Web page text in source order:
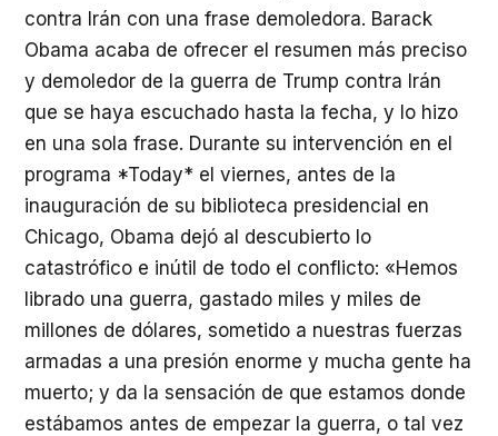
contra Irán con una frase demoledora. Barack
Obama acaba de ofrecer el resumen más preciso
y demoledor de la guerra de Trump contra Irán
que se haya escuchado hasta la fecha, y lo hizo
en una sola frase. Durante su intervención en el
programa *Today* el viernes, antes de la
inauguración de su biblioteca presidencial en
Chicago, Obama dejó al descubierto lo
catastrófico e inútil de todo el conflicto: «Hemos
librado una guerra, gastado miles y miles de
millones de dólares, sometido a nuestras fuerzas
armadas a una presión enorme y mucha gente ha
muerto; y da la sensación de que estamos donde
estábamos antes de empezar la guerra, o tal vez